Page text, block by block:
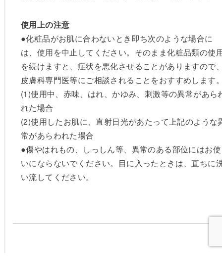
使用上の注意
●化粧品がお肌に合わないとき即ち次のような場合に
は、使用を中止してください。そのまま化粧品類の使
を続けますと、症状を悪化させることがありますので
皮膚科専門医等にご相談されることをおすすめします
(1)使用中、赤味、はれ、かゆみ、刺激等の異常があら
れた場合
(2)使用したお肌に、直射日光があたって上記のような
常があらわれた場合
●傷やはれもの、しっしん等、異常のある部位にはお使
いにならないでください。目に入ったときは、直ちに
い流してください。